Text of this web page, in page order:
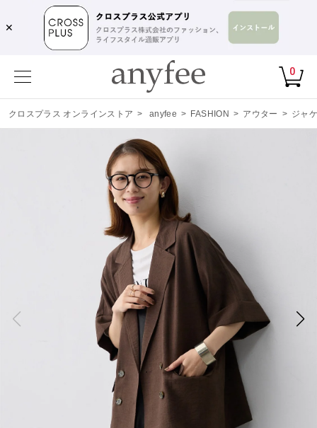
✕
0
クロスプラス オンラインストア > anyfee > FASHION > アウター > ジャ